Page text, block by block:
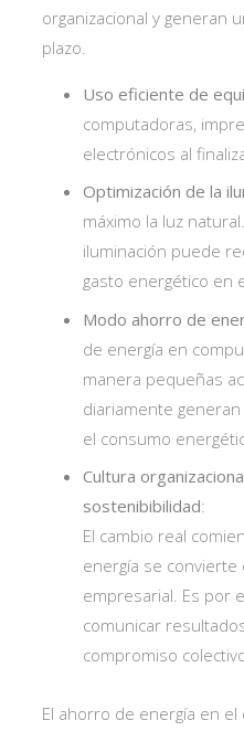
organizacional y generan
plazo.
Uso eficiente de
computadoras,
electrónicos al
Optimización de la
máximo la luz
iluminación puede
gasto energético en
Modo ahorro de
de energía en
manera pequeñas
diariamente
el consumo
Cultura
sostenibibilidad:
El cambio real
energía se
empresarial. Es por
comunicar
compromiso
El ahorro de energía en